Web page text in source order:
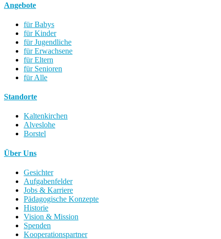
Angebote
für Babys
für Kinder
für Jugendliche
für Erwachsene
für Eltern
für Senioren
für Alle
Standorte
Kaltenkirchen
Alveslohe
Borstel
Über Uns
Gesichter
Aufgabenfelder
Jobs & Karriere
Pädagogische Konzepte
Historie
Vision & Mission
Spenden
Kooperationspartner